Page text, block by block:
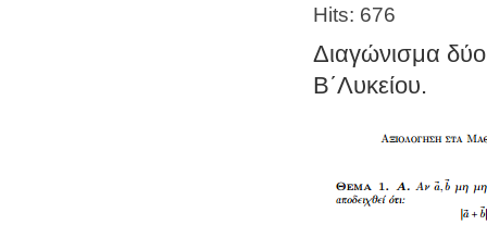
Hits: 676
Διαγώνισμα
Β΄Λυκείου.